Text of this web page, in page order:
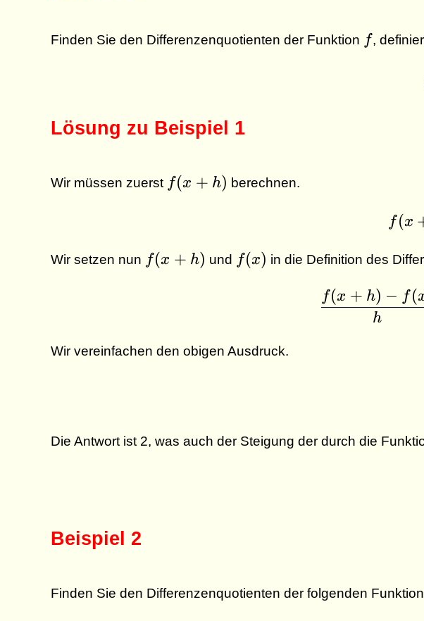
Finden Sie den Differenzenquotienten der Funktion ff,
Lösung zu Beispiel 1
Wir müssen zuerst f(x
+
f(x + h) berechnen.
f (x
Wir setzen nun f(x
+
f(x + h) und f(x)
f(x) in die Definition des
h
f(x + h) − f (
Wir vereinfachen den obigen Ausdruck.
Die Antwort ist 2, was auch der Steigung der durch die
Beispiel 2
Finden Sie den Differenzenquotienten der folgenden Funktion